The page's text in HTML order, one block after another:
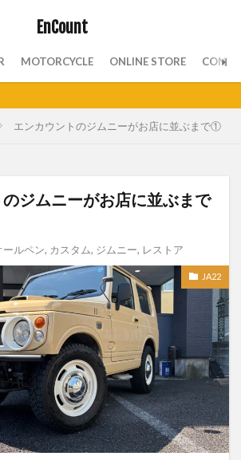
EnCount
MOTORCYCLE ONLINE STORE
エンカウントのジムニーがお店に並ぶまで①
ジムニーがお店に並ぶまで
ールペン, カスタム, ジムニー, レストア
JA22